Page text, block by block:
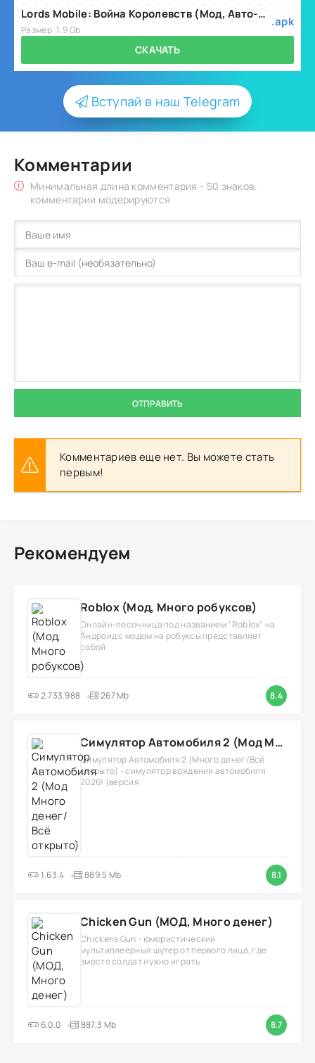
Lords Mobile: Война Королевств (Мод, Авто-игра) v2.200
Размер: 1.9 Gb
.apk
СКАЧАТЬ
Вступай в наш Telegram
Комментарии
Минимальная длина комментария - 50 знаков.
комментарии модерируются
ОТПРАВИТЬ
Комментариев еще нет. Вы можете стать
первым!
Рекомендуем
Roblox (Мод, Много робуксов)
Онлайн-песочница под названием "Roblox" на
Андроид с модом на робуксы представляет
собой
2.733.988 267 Mb 8.4
Симулятор Автомобиля 2 (Мод Много денег/Всё открыто)
Симулятор Автомобиля 2 (Много денег/Всё
открыто) - симулятор вождения автомобиля
2026! (версия
1.63.4 889.5 Mb 8.1
Chicken Gun (МОД, Много денег)
Chickens Gun - юмористический
мультиплеерный шутер от первого лица, где
вместо солдат нужно играть
6.0.0 887.3 Mb 8.7